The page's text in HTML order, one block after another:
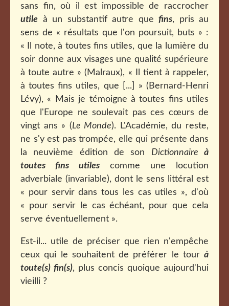
sans fin, où il est impossible de raccrocher
utile à un substantif autre que fins, pris au
sens de « résultats que l'on poursuit, buts » :
« Il note, à toutes fins utiles, que la lumière du
soir donne aux visages une qualité supérieure
à toute autre » (Malraux), « Il tient à rappeler,
à toutes fins utiles, que [...] » (Bernard-Henri
Lévy), « Mais je témoigne à toutes fins utiles
que l'Europe ne soulevait pas ces cœurs de
vingt ans » (Le Monde). L'Académie, du reste,
ne s'y est pas trompée, elle qui présente dans
la neuvième édition de son Dictionnaireà
toutes fins utiles comme une locution
adverbiale (invariable), dont le sens littéral est
« pour servir dans tous les cas utiles », d'où
« pour servir le cas échéant, pour que cela
serve éventuellement ».
Est-il... utile de préciser que rien n'empêche
ceux qui le souhaitent de préférer le tour à
toute(s) fin(s), plus concis quoique aujourd'hui
vieilli ?